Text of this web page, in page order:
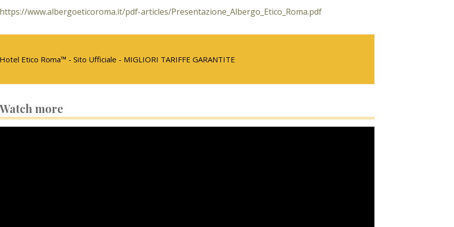
https://www.albergoeticoroma.it/pdf-articles/Presentazione_Albergo_Etico_Roma.pdf
Hotel Etico Roma™ - Sito Ufficiale - MIGLIORI TARIFFE GARANTITE
Watch more